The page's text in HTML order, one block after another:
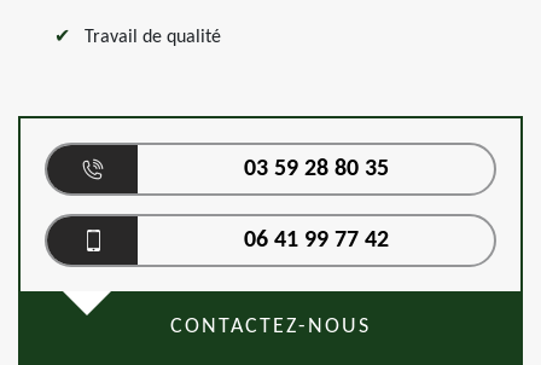
Travail de qualité
03 59 28 80 35
06 41 99 77 42
CONTACTEZ-NOUS